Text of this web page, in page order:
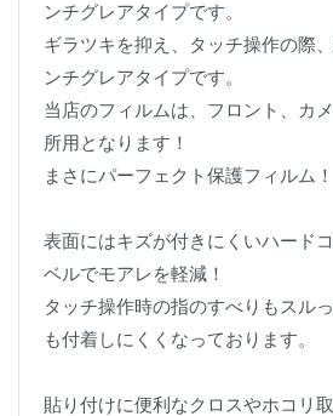
ンチグレアタイプです。
ギラツキを抑え、タッチ操作の際
ンチグレアタイプです。
当店のフィルムは、フロント、カ
所用となります！
まさにパーフェクト保護フィルム！
表面にはキズが付きにくいハード
ベルでモアレを軽減！
タッチ操作時の指のすべりもスル
も付着しにくくなっております。
貼り付けに便利なクロスやホコリ